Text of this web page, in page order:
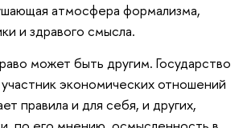
атмосфера формализма,
и здравого смысла.
может быть другим. Государство
экономических отношений
правила и для себя, и других,